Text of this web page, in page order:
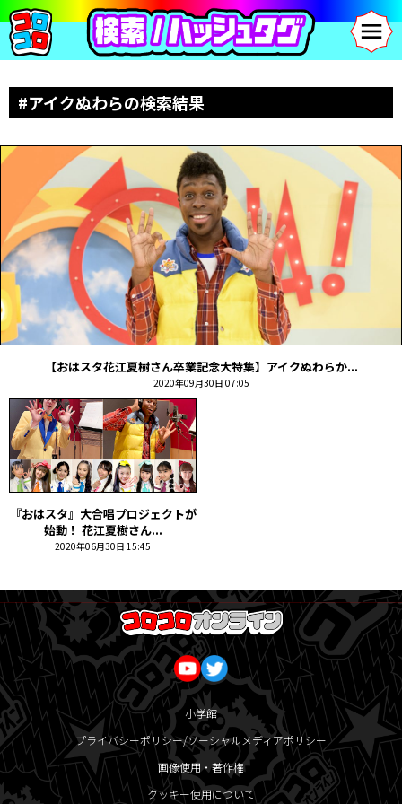
#アイクぬわらの検索結果
【おはスタ花江夏樹さん卒業記念大特集】アイクぬわらか...
2020年09月30日 07:05
『おはスタ』大合唱プロジェクトが
始動！ 花江夏樹さん...
2020年06月30日 15:45
小学館
プライバシーポリシー/ソーシャルメディアポリシー
画像使用・著作権
クッキー使用について